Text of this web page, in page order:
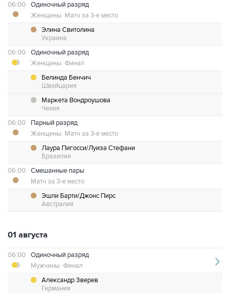
06:00
Одиночный разряд
Женщины. Матч за 3-е место
Элина Свитолина
Украина
06:00
Одиночный разряд
Женщины. Финал
Белинда Бенчич
Швейцария
Маркета Вондроушова
Чехия
06:00
Парный разряд
Женщины. Матч за 3-е место
Лаура Пигосси/Луиза Стефани
Бразилия
06:00
Смешанные пары
Матч за 3-е место
Эшли Барти/Джонс Пирс
Австралия
01 августа
06:00
Одиночный разряд
Мужчины. Финал
Александр Зверев
Германия